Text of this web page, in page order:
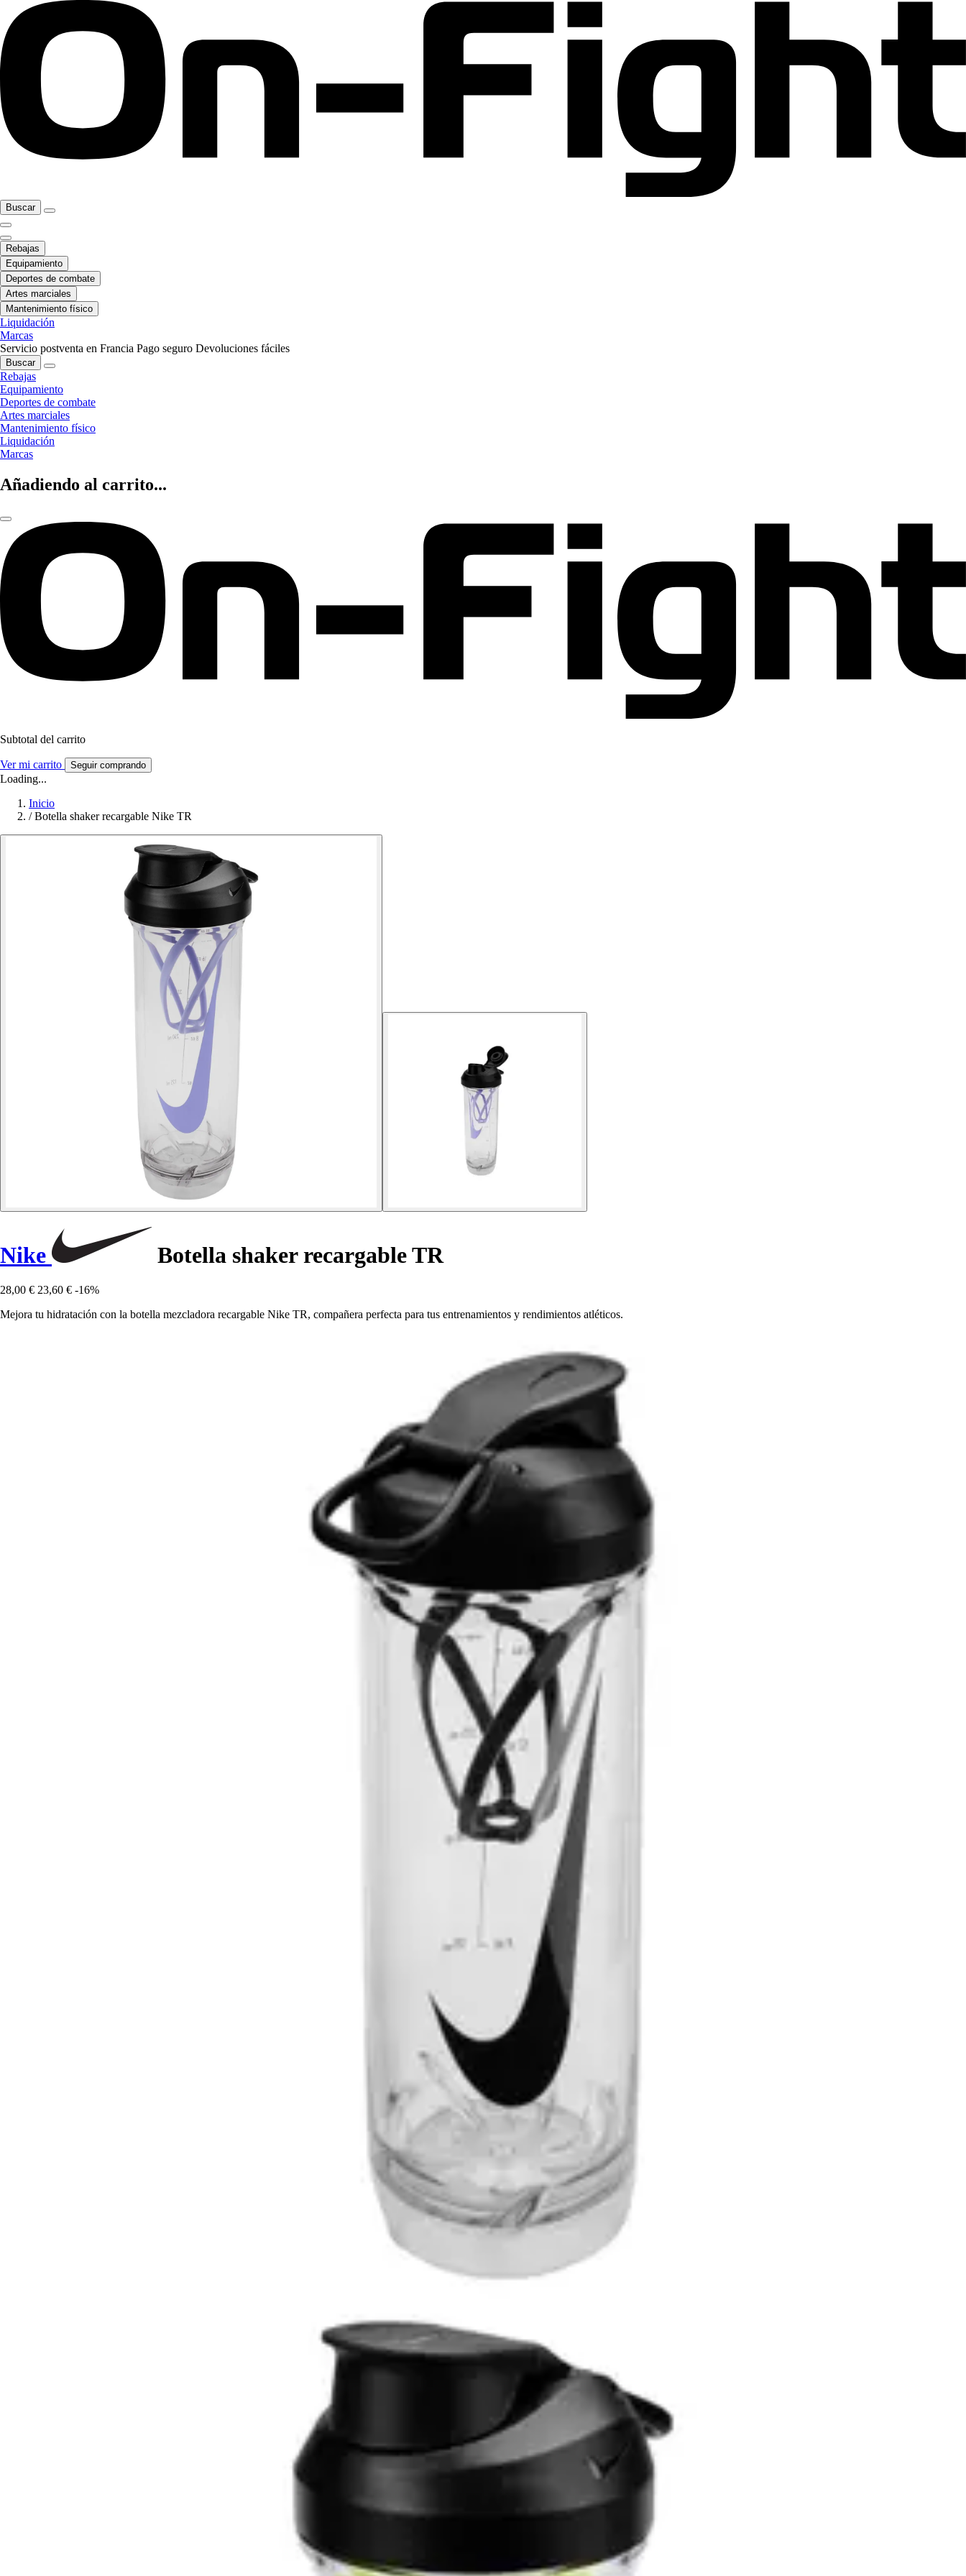
Buscar
Rebajas
Equipamiento
Deportes de combate
Artes marciales
Mantenimiento físico
Liquidación
Marcas
Servicio postventa en Francia Pago seguro Devoluciones fáciles
Buscar
Rebajas
Equipamiento
Deportes de combate
Artes marciales
Mantenimiento físico
Liquidación
Marcas
Añadiendo al carrito...
Subtotal del carrito
Ver mi carrito Seguir comprando
Loading...
Inicio
/ Botella shaker recargable Nike TR
Nike Botella shaker recargable TR
28,00 € 23,60 € -16%
Mejora tu hidratación con la botella mezcladora recargable Nike TR, compañera perfecta para tus entrenamientos y rendimientos atléticos.